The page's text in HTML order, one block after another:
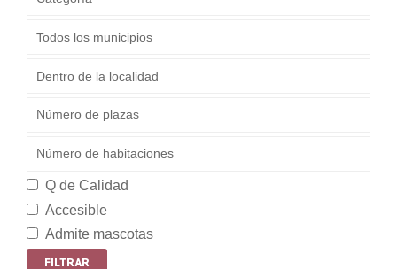
Q de Calidad
Accesible
Admite mascotas